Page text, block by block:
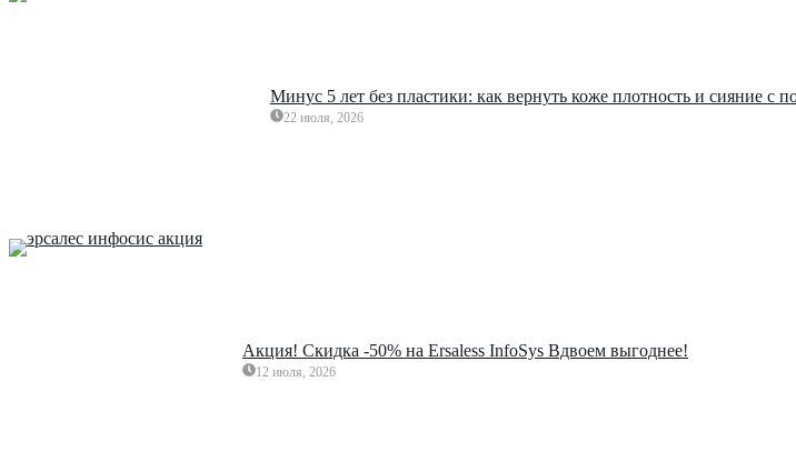
Минус 5 лет без пластики: как вернуть коже плотность и сияние с
22 июля, 2026
Акция! Скидка -50% на Ersaless InfoSys Вдвоем выгоднее!
12 июля, 2026